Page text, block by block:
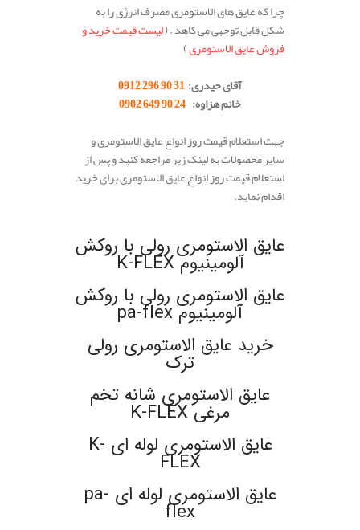
چرا که عایق های الاستومری مصرف انرژی را به
شکل قابل توجهی می کاهد . (لیست قیمت خرید و
فروش عایق الاستومری)
آقای حیدری:31 90 296 0912
خانم هزاوه: 24 90 649 0902
جهت استعلام قیمت روز انواع عایق الاستومری و
سایر محصولات به لینک زیر مراجعه کنید و پس از
استعلام قیمت روز انواع عایق الاستومری برای خرید
اقدام نماید.
عایق الاستومری رولی با روکش
آلومینیوم K-FLEX
عایق الاستومری رولی با روکش
آلومینیوم pa-flex
خرید عایق الاستومری رولی
ترک
عایق الاستومری شانه تخم
مرغی K-FLEX
عایق الاستومری لوله ای K-
FLEX
عایق الاستومری لوله ای pa-
flex